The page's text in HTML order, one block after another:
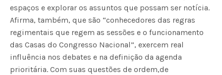
espaços e explorar os assuntos que possam ser notícia.
Afirma, também, que são “conhecedores das regras
regimentais que regem as sessões e o funcionamento
das Casas do Congresso Nacional”, exercem real
influência nos debates e na definição da agenda
prioritária. Com suas questões de ordem,de